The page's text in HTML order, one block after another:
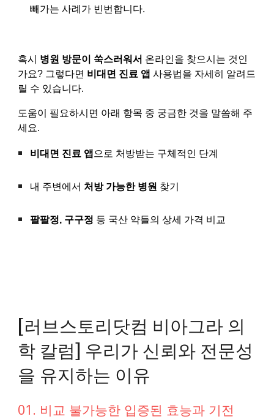
빼가는 사례가 빈번합니다.
혹시 병원 방문이 쑥스러워서 온라인을 찾으시는 것인
가요? 그렇다면 비대면 진료 앱 사용법을 자세히 알려드
릴 수 있습니다.
도움이 필요하시면 아래 항목 중 궁금한 것을 말씀해 주
세요.
비대면 진료 앱 으로 처방받는 구체적인 단계
내 주변에서 처방 가능한 병원 찾기
팔팔정, 구구정 등 국산 약들의 상세 가격 비교
[러브스토리닷컴 비아그라 의
학 칼럼] 우리가 신뢰와 전문성
을 유지하는 이유
01. 비교 불가능한 입증된 효능과 기전